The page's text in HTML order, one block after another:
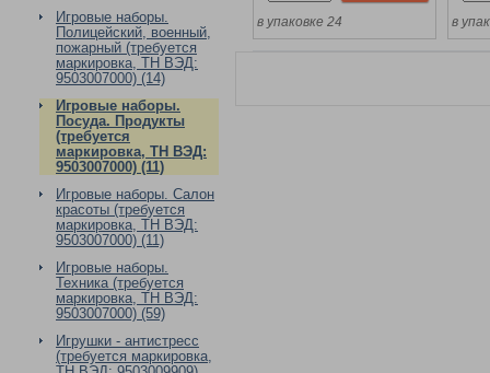
Игровые наборы.
Полицейский, военный,
пожарный (требуется
маркировка, ТН ВЭД:
9503007000) (14)
Игровые наборы.
Посуда. Продукты
(требуется
маркировка, ТН ВЭД:
9503007000) (11)
Игровые наборы. Салон
красоты (требуется
маркировка, ТН ВЭД:
9503007000) (11)
Игровые наборы.
Техника (требуется
маркировка, ТН ВЭД:
9503007000) (59)
Игрушки - антистресс
(требуется маркировка,
в упаковке 24 в